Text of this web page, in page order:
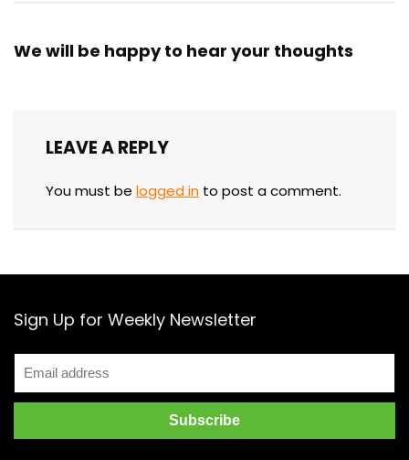
We will be happy to hear your thoughts
LEAVE A REPLY
You must be logged in to post a comment.
Sign Up for Weekly Newsletter